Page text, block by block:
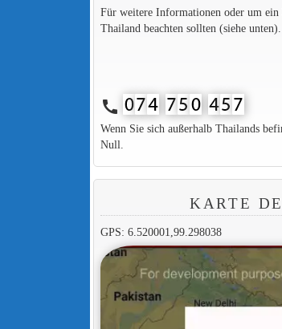
Für weitere Informationen oder um
Thailand beachten sollten (siehe unten).
call
Wenn Sie sich außerhalb Thailands
Null.
KARTE
GPS: 6.520001,99.298038